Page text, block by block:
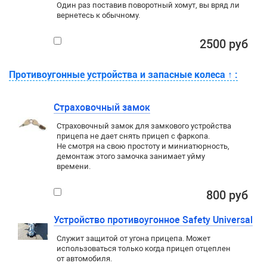
Один раз поставив поворотный хомут, вы вряд ли
вернетесь к обычному.
2500 руб
Противоугонные устройства и запасные колеса ↑ :
Страховочный замок
Страховочный замок для замкового устройства
прицепа не дает снять прицеп с фаркопа.
Не смотря на свою простоту и миниатюрность,
демонтаж этого замочка занимает уйму
времени.
800 руб
Устройство противоугонное Safety Universal
Служит защитой от угона прицепа. Может
использоваться только когда прицеп отцеплен
от автомобиля.